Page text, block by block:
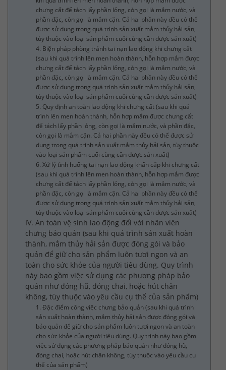
chưng cất để tách lấy phần lỏng, còn gọi là mắm nước, và
phần đặc, còn gọi là mắm cặn. Cả hai phần này đều có thể
được sử dụng trong quá trình sản xuất mắm thủy hải sản,
tùy thuộc vào loại sản phẩm cuối cùng cần được sản xuất)
4. Biện pháp phòng tránh tai nạn lao động khi chưng cất
(sau khi quá trình lên men hoàn thành, hỗn hợp mắm được
chưng cất để tách lấy phần lỏng, còn gọi là mắm nước, và
phần đặc, còn gọi là mắm cặn. Cả hai phần này đều có thể
được sử dụng trong quá trình sản xuất mắm thủy hải sản,
tùy thuộc vào loại sản phẩm cuối cùng cần được sản xuất)
5. Quy định an toàn lao động khi chưng cất (sau khi quá
trình lên men hoàn thành, hỗn hợp mắm được chưng cất
để tách lấy phần lỏng, còn gọi là mắm nước, và phần đặc,
còn gọi là mắm cặn. Cả hai phần này đều có thể được sử
dụng trong quá trình sản xuất mắm thủy hải sản, tùy thuộc
vào loại sản phẩm cuối cùng cần được sản xuất)
6. Xử lý tình huống tai nạn lao động khẩn cấp khi chưng cất
(sau khi quá trình lên men hoàn thành, hỗn hợp mắm được
chưng cất để tách lấy phần lỏng, còn gọi là mắm nước, và
phần đặc, còn gọi là mắm cặn. Cả hai phần này đều có thể
được sử dụng trong quá trình sản xuất mắm thủy hải sản,
tùy thuộc vào loại sản phẩm cuối cùng cần được sản xuất)
IV. An toàn vệ sinh lao động đối với nhân viên
chưng bảo quản (sau khi quá trình sản xuất hoàn
thành, mắm thủy hải sản được đóng gói và bảo
quản để giữ cho sản phẩm luôn tươi ngon và an
toàn cho sức khỏe của người tiêu dùng. Quy trình
này bao gồm việc sử dụng các phương pháp bảo
quản như đóng hũ, đóng chai, hoặc hút chân
không, tùy thuộc vào yêu cầu cụ thể của sản phẩm)
1. Đặc điểm công việc chưng bảo quản (sau khi quá trình
sản xuất hoàn thành, mắm thủy hải sản được đóng gói và
bảo quản để giữ cho sản phẩm luôn tươi ngon và an toàn
cho sức khỏe của người tiêu dùng. Quy trình này bao gồm
việc sử dụng các phương pháp bảo quản như đóng hũ,
đóng chai, hoặc hút chân không, tùy thuộc vào yêu cầu cụ
thể của sản phẩm)